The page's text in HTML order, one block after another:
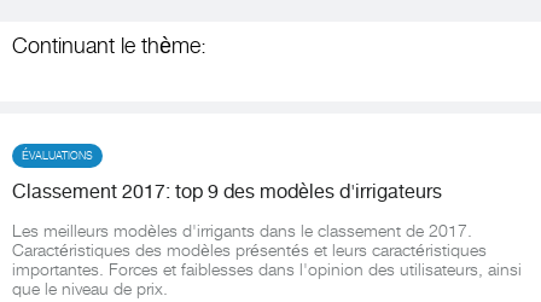
Continuant le thème:
ÉVALUATIONS
Classement 2017: top 9 des modèles d'irrigateurs
Les meilleurs modèles d'irrigants dans le classement de 2017.
Caractéristiques des modèles présentés et leurs caractéristiques
importantes. Forces et faiblesses dans l'opinion des utilisateurs, ainsi
que le niveau de prix.